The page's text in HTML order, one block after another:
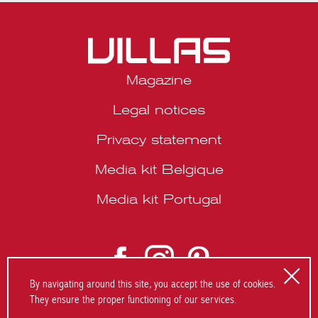
By navigating around this site, you accept the use of cookies.
They ensure the proper functioning of our services.
Magazine
Legal notices
Privacy statement
Media kit Belgique
Media kit Portugal